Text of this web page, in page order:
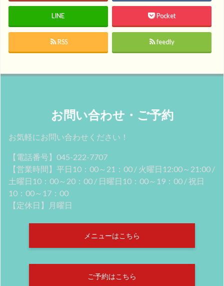
LINE Pocket
RSS feedly
お問い合わせ・ご予約
お気軽にお問い合わせください！
【電話番号】045-222-7707
【営業時間】平日10：00～21：00 / 火曜日12:00～21:00 /
土曜日10：00～20：00 / 日曜日10：00～19：00 / 祝日
10：00～17：00
【定休日】月曜日
メニューはこちら
ご予約はこちら